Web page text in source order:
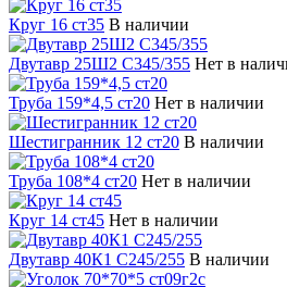
Круг 16 ст35 В наличии
Двутавр 25Ш2 С345/355 Нет в
Труба 159*4,5 ст20 Нет в наличии
Шестигранник 12 ст20 В наличии
Труба 108*4 ст20 Нет в наличии
Круг 14 ст45 Нет в наличии
Двутавр 40К1 С245/255 В наличии